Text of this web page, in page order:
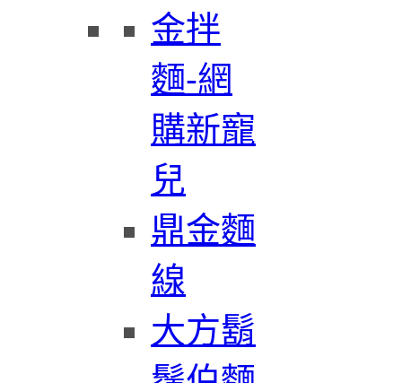
金拌
麵-網
購新寵
兒
鼎金麵
線
大方鬍